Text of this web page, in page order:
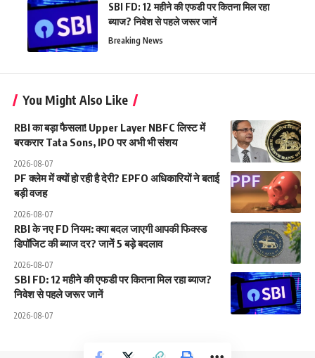
SBI FD: 12 महीने की एफडी पर कितना मिल रहा
ब्याज? निवेश से पहले जरूर जानें
Breaking News
You Might Also Like
RBI का बड़ा फैसला! Upper Layer NBFC लिस्ट में
बरकरार Tata Sons, IPO पर अभी भी संशय
2026-08-07
PF क्लेम में क्यों हो रही है देरी? EPFO अधिकारियों ने बताई
बड़ी वजह
2026-08-07
RBI के नए FD नियम: क्या बदल जाएगी आपकी फिक्स्ड
डिपॉजिट की ब्याज दर? जानें 5 बड़े बदलाव
2026-08-07
SBI FD: 12 महीने की एफडी पर कितना मिल रहा ब्याज?
निवेश से पहले जरूर जानें
2026-08-07